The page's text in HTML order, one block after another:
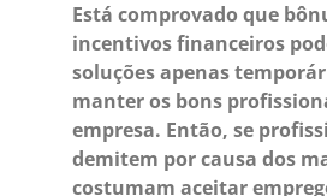
Está comprovado que
incentivos financeiros
soluções apenas
manter os bons
empresa. Então, se
demitem por causa dos
costumam aceitar